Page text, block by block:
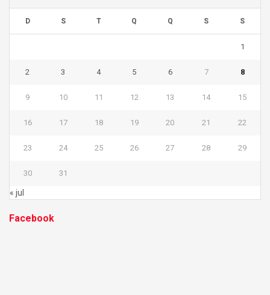
D S T Q Q S S
1
2 3 4 5 6 7 8
9 10 11 12 13 14 15
16 17 18 19 20 21 22
23 24 25 26 27 28 29
30 31
« jul
Facebook